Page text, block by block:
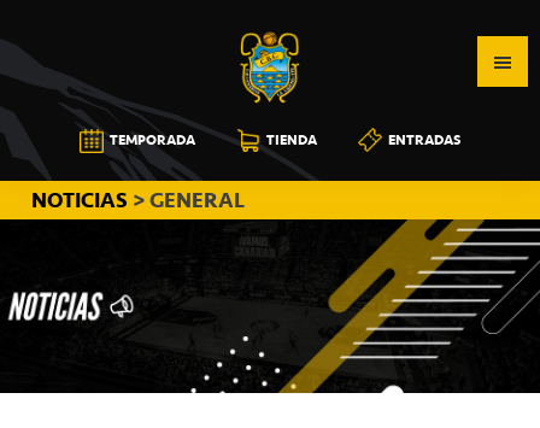
a
la
navegación
principal
al
contenido
principal
a
la
barra
lateral
principal
CB
CANARIAS
TEMPORADA TIENDA ENTRADAS
NOTICIAS > GENERAL